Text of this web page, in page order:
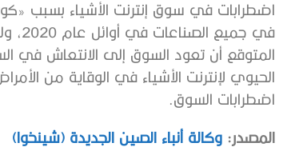
في
المتوقع أن تعود السوق إلى الانتعاش في
الحيوي لإنترنت الأشياء في الوقاية من
اضطرابات السوق.
المصدر: وكالة أنباء الصين الجديدة (شينخوا)